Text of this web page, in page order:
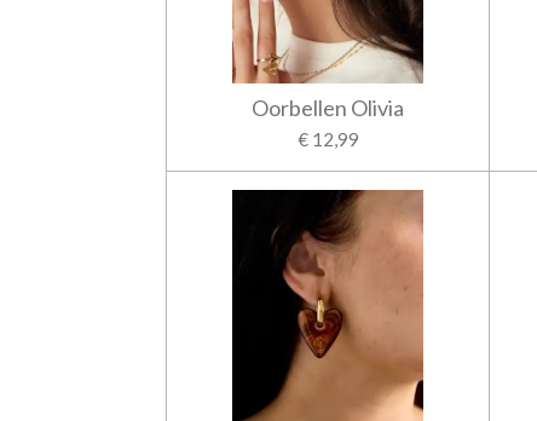
Oorbellen Olivia
€ 12,99